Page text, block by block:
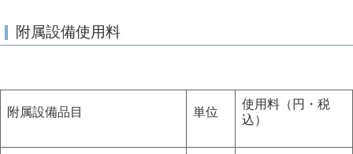
附属設備使用料
附属設備品目 単位
使用料（円・税
込）